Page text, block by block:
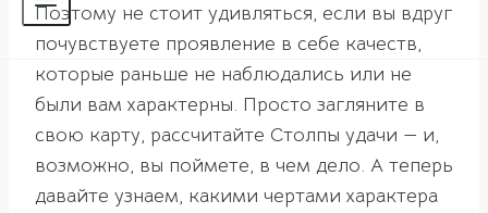
Поэтому не стоит удивляться, если вы вдруг
почувствуете проявление в себе качеств,
которые раньше не наблюдались или не
были вам характерны. Просто загляните в
свою карту, рассчитайте Столпы удачи — и,
возможно, вы поймете, в чем дело. А теперь
давайте узнаем, какими чертами характера